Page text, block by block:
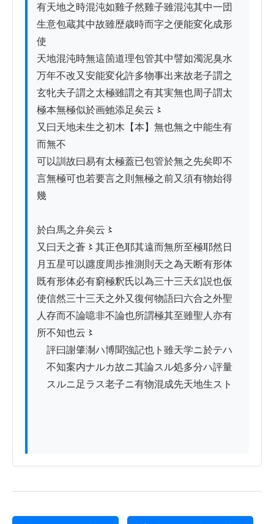
有天地之時混沌如雞子然雞子雖混沌其中一団
生意包蔵其中故雖歴歳時而字之便能変化成形
使
天地混沌時無這箇道理包管其中譬如濁泥臭水
万年不改又安能変化許多物事出来故老子謂之
玄牝夫子謂之太極雖謂之有其実無也周子謂太
極本無極似於画虵添足矣云〻
又曰天地未生之初木【本】無也無之中能生有
而無不
可以訓故曰易有太極蓋已包管於無之先矣即不
言無極可也若要言之則無極之前又須有物始得
幾
於白馬之弁矣云〻
又曰天之蒼〻其正色耶其遠而無所至極耶然日
月五星可以躔度周歩推測則天之為天断有形体
既有形体必有窮極釈氏以為三十三天幻説也仮
使信然三十三天之外又復何物語曰六合之外聖
人存而不論噫非不論也所謂極其至雖聖人亦有
所不知也云〻
評曰謝肇淛ハ博聞強記也ト雖天学ニ於テハ
不知案内ナルカ故ニ其論スル処多分ハ評量
スルニ足ラス老子ニ有物混成先天地生スト